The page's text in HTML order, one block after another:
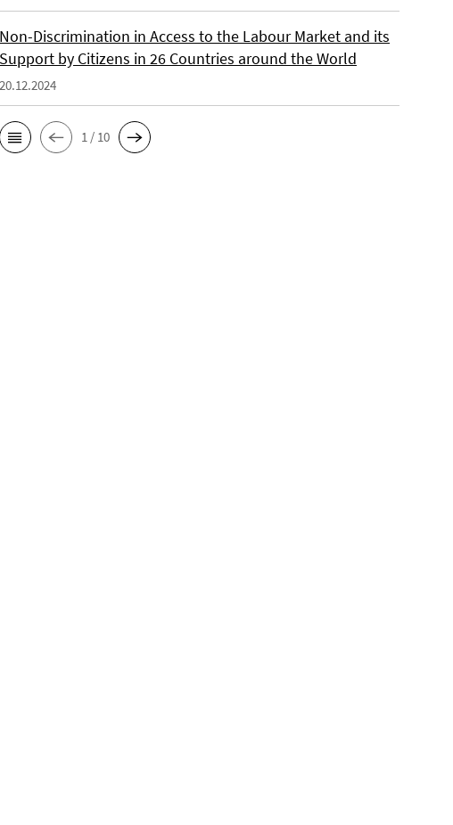
Non-Discrimination in Access to the Labour Market and its
Support by Citizens in 26 Countries around the World
20.12.2024
1 / 10